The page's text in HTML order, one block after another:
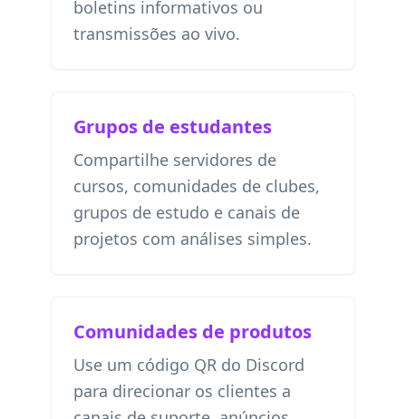
boletins informativos ou
transmissões ao vivo.
Grupos de estudantes
Compartilhe servidores de
cursos, comunidades de clubes,
grupos de estudo e canais de
projetos com análises simples.
Comunidades de produtos
Use um código QR do Discord
para direcionar os clientes a